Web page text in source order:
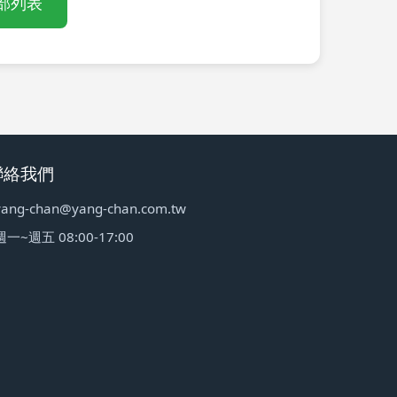
我們
chan@yang-chan.com.tw
一~週五 08:00-17:00